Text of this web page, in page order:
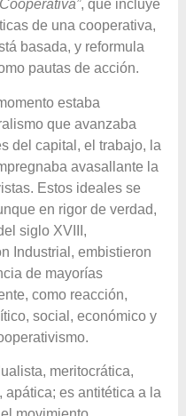
, que incluye
de una cooperativa,
basada, y reformula
pautas de acción.
estaba
que avanzaba
del capital, el trabajo, la
avasallante la
Estos ideales se
en rigor de verdad,
siglo XVIII,
Industrial, embistieron
de mayorías
como reacción,
social, económico y
meritocrática,
apática; es antitética a la